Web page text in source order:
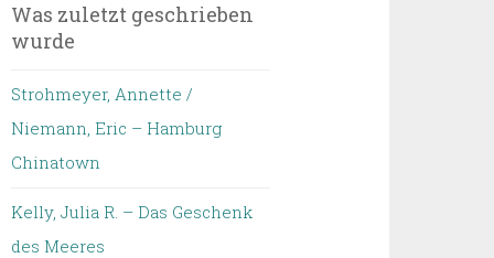
Was zuletzt geschrieben
wurde
Strohmeyer, Annette /
Niemann, Eric – Hamburg
Chinatown
Kelly, Julia R. – Das Geschenk
des Meeres